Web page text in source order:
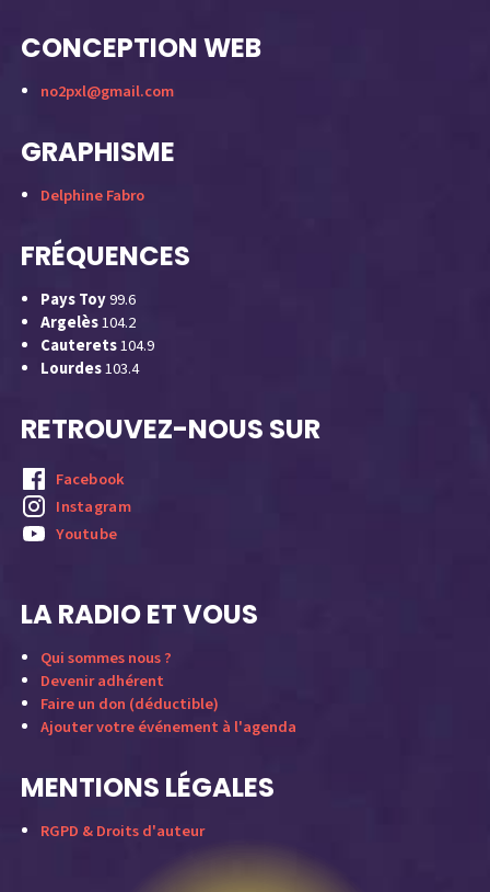
CONCEPTION WEB
no2pxl@gmail.com
GRAPHISME
Delphine Fabro
FRÉQUENCES
Pays Toy99.6
Argelès104.2
Cauterets104.9
Lourdes103.4
RETROUVEZ-NOUS SUR
Facebook
Instagram
Youtube
LA RADIO ET VOUS
Qui sommes nous ?
Devenir adhérent
Faire un don (déductible)
Ajouter votre événement à l'agenda
MENTIONS LÉGALES
RGPD & Droits d'auteur